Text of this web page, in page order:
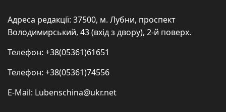
Адреса редакції: 37500, м. Лубни, проспект
Володимирський, 43 (вхід з двору), 2-й поверх.
Телефон: +38(05361)61651
Телефон: +38(05361)74556
E-Mail: Lubenschina@ukr.net